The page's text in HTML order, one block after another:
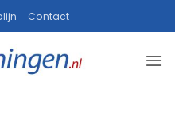
Contact